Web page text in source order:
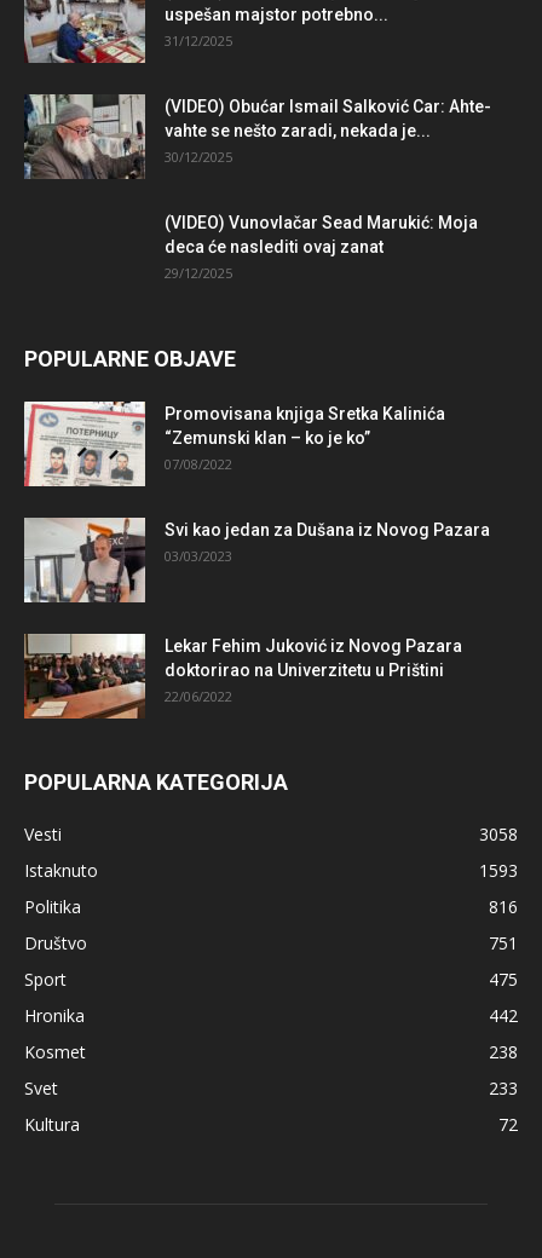
uspešan majstor potrebno...
31/12/2025
(VIDEO) Obućar Ismail Salković Car: Ahte-
vahte se nešto zaradi, nekada je...
30/12/2025
(VIDEO) Vunovlačar Sead Marukić: Moja
deca će naslediti ovaj zanat
29/12/2025
POPULARNE OBJAVE
Promovisana knjiga Sretka Kalinića
“Zemunski klan – ko je ko”
07/08/2022
Svi kao jedan za Dušana iz Novog Pazara
03/03/2023
Lekar Fehim Juković iz Novog Pazara
doktorirao na Univerzitetu u Prištini
22/06/2022
POPULARNA KATEGORIJA
Vesti
3058
Istaknuto
1593
Politika
816
Društvo
751
Sport
475
Hronika
442
Kosmet
238
Svet
233
Kultura
72